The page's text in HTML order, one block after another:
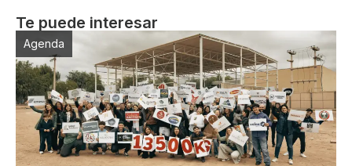
Te puede interesar
Agenda